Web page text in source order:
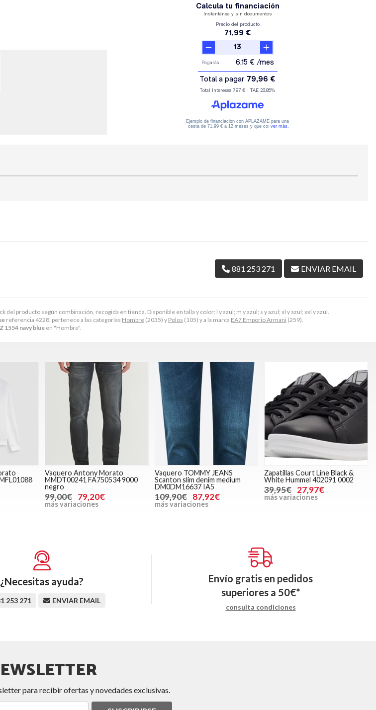
del producto según combinación, recogida en tienda. Disponible en talla y color: l y azul; m y azul; s y azul; xl y azul; xxl y azul.
referencia 4228, pertenece a las categorías Hombre (2035) y Polos (105) y a la marca EA7 Emporio Armani (259).
1554 navy blue en "Hombre".
881 253 271 ENVIAR EMAIL
Vaquero Antony Morato
MMDT00241 FA750534 9000
negro
99,00€ 79,20€
más variaciones
Vaquero TOMMY JEANS
Scanton slim denim medium
DM0DM16637 IA5
109,90€ 87,92€
más variaciones
Zapatillas Court Line Black &
White Hummel 402091 0002
39,95€ 27,97€
más variaciones
¿Necesitas ayuda?
253 271 ENVIAR EMAIL
Envío gratis en pedidos
superiores a 50€*
consulta condiciones
para recibir ofertas y novedades exclusivas.